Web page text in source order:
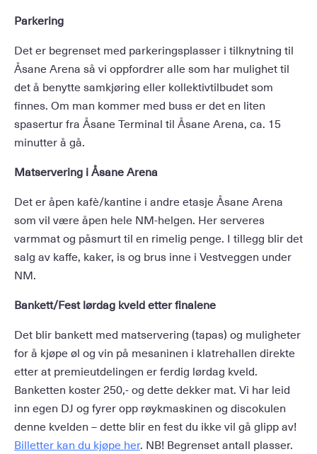
Parkering
Det er begrenset med parkeringsplasser i tilknytning til
Åsane Arena så vi oppfordrer alle som har mulighet til
det å benytte samkjøring eller kollektivtilbudet som
finnes. Om man kommer med buss er det en liten
spasertur fra Åsane Terminal til Åsane Arena, ca. 15
minutter å gå.
Matservering i Åsane Arena
Det er åpen kafè/kantine i andre etasje Åsane Arena
som vil være åpen hele NM-helgen. Her serveres
varmmat og påsmurt til en rimelig penge. I tillegg blir det
salg av kaffe, kaker, is og brus inne i Vestveggen under
NM.
Bankett/Fest lørdag kveld etter finalene
Det blir bankett med matservering (tapas) og muligheter
for å kjøpe øl og vin på mesaninen i klatrehallen direkte
etter at premieutdelingen er ferdig lørdag kveld.
Banketten koster 250,- og dette dekker mat. Vi har leid
inn egen DJ og fyrer opp røykmaskinen og discokulen
denne kvelden – dette blir en fest du ikke vil gå glipp av!
Billetter kan du kjøpe her. NB! Begrenset antall plasser.